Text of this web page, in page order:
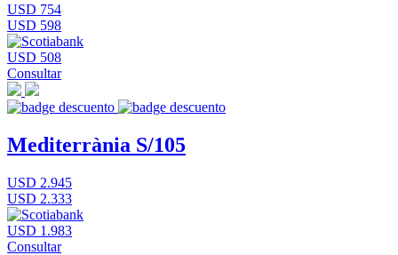
USD 754
USD 598
USD 508
Consultar
Mediterrània S/105
USD 2.945
USD 2.333
USD 1.983
Consultar